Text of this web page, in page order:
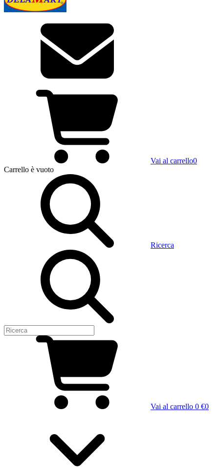
Vai al carrello0
Carrello è vuoto
Ricerca
Vai al carrello 0 €0